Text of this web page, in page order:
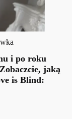
i po roku
jaką
is Blind: